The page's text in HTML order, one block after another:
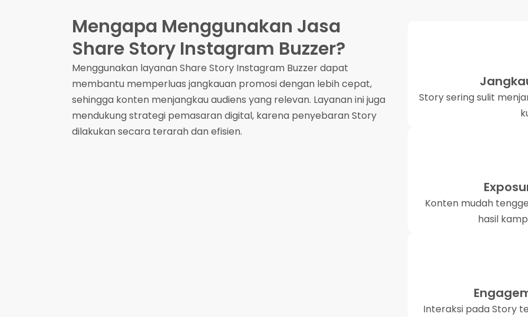
Mengapa Menggunakan Jasa
Share Story Instagram Buzzer?
Menggunakan layanan Share Story Instagram Buzzer dapat
membantu memperluas jangkauan promosi dengan lebih cepat,
sehingga konten menjangkau audiens yang relevan. Layanan ini juga
mendukung strategi pemasaran digital, karena penyebaran Story
dilakukan secara terarah dan efisien.
Story sering sulit
Konten mudah
hasil
Interaksi pada Story